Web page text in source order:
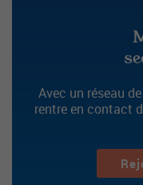
Avec un réseau
rentre en contact